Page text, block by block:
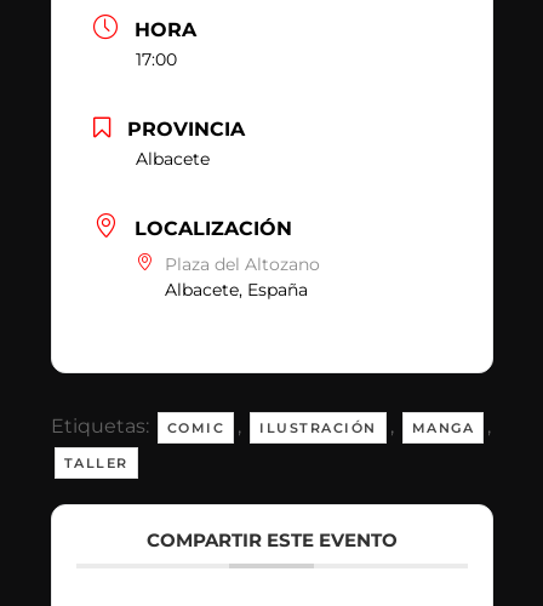
HORA
17:00
PROVINCIA
Albacete
LOCALIZACIÓN
Plaza del Altozano
Albacete, España
Etiquetas: COMIC , ILUSTRACIÓN , MANGA ,
TALLER
COMPARTIR ESTE EVENTO